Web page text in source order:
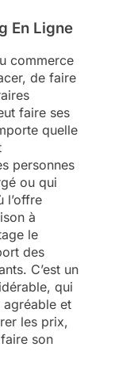
En Ligne
commerce
de faire
faire ses
quelle
personnes
ou qui
l’offre
à
le
des
C’est un
qui
et
les prix,
son